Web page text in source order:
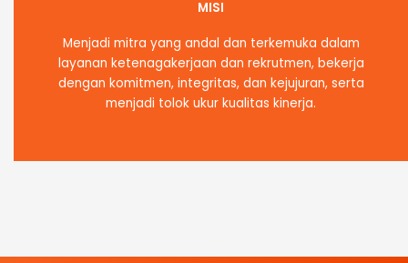
MISI
Menjadi mitra yang andal dan terkemuka dalam
layanan ketenagakerjaan dan rekrutmen, bekerja
dengan komitmen, integritas, dan kejujuran, serta
menjadi tolok ukur kualitas kinerja.